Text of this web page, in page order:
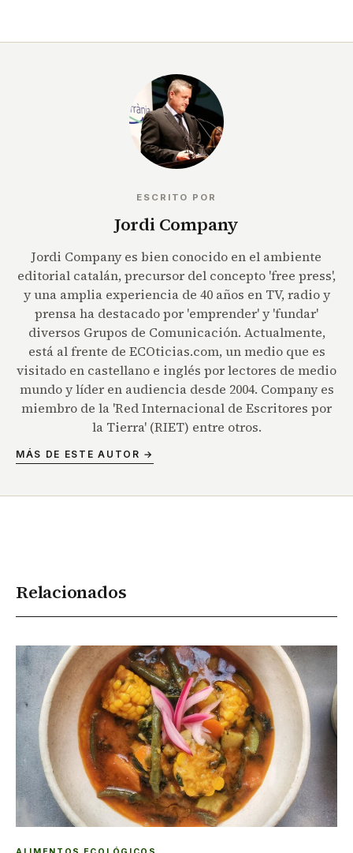
ESCRITO POR
Jordi Company
Jordi Company es bien conocido en el ambiente
editorial catalán, precursor del concepto 'free press',
y una amplia experiencia de 40 años en TV, radio y
prensa ha destacado por 'emprender' y 'fundar'
diversos Grupos de Comunicación. Actualmente,
está al frente de ECOticias.com, un medio que es
visitado en castellano e inglés por lectores de medio
mundo y líder en audiencia desde 2004. Company es
miembro de la 'Red Internacional de Escritores por
la Tierra' (RIET) entre otros.
MÁS DE ESTE AUTOR →
Relacionados